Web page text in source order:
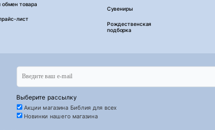
обмен товара
лист
Сувениры
Рождественская
подборка
Выберите рассылку
Акции магазина Библия для всех
Новинки нашего магазина